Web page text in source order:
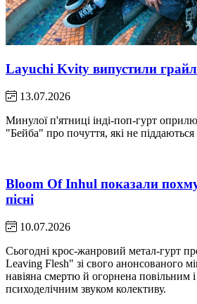
Layuchi Kvity випустили
13.07.2026
Минулої п'ятниці інді-поп-гурт
"Бейба" про почуття, які не піддаються
Bloom Of Inhul показали
пісні
10.07.2026
Сьогодні крос-жанровий метал-гурт
Leaving Flesh" зі свого анонсованого
навіяна смертю й огорнена повільним
психоделічним звуком колективу.